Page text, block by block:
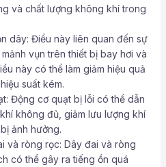
và chất lượng không khí trong
dây: Điều này liên quan đến sự
vụn trên thiết bị bay hơi và
này có thể làm giảm hiệu quả
suất kém.
Động cơ quạt bị lỗi có thể dẫn
không đủ, giảm lưu lượng khí
ảnh hưởng.
và ròng rọc: Dây đai và ròng
có thể gây ra tiếng ồn quá